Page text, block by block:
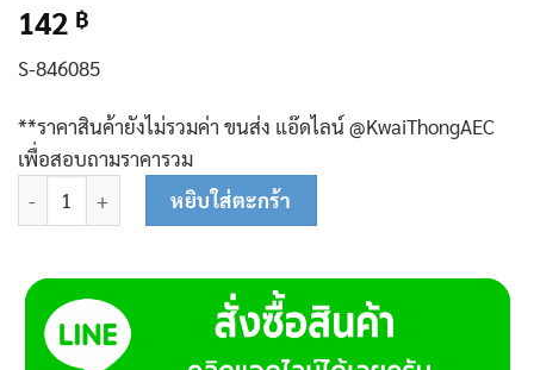
142 ฿
S-846085
**ราคาสินค้ายังไม่รวมค่า ขนส่ง แอ๊ดไลน์ @KwaiThongAEC
เพื่อสอบถามราคารวม
จำนวน ตลับลูกปืน (6205) 01-0311 ชิ้น
หยิบใส่ตะกร้า